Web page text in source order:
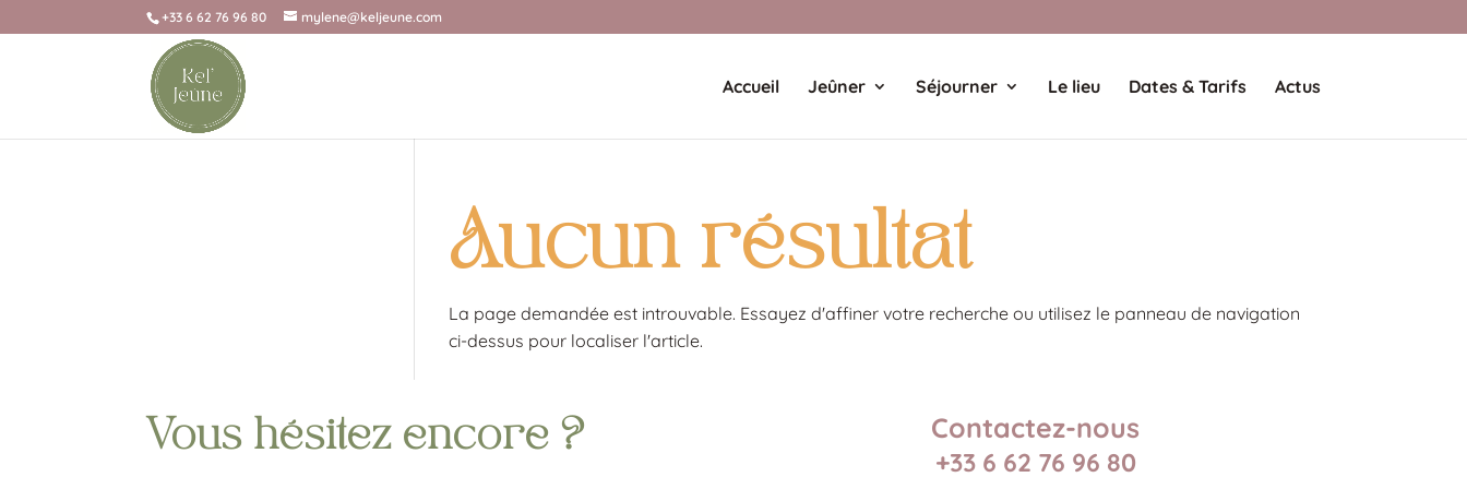
+33 6 62 76 96 80 mylene@keljeune.com
Accueil Jeûner Séjourner Le lieu Dates & Tarifs Actus
Aucun résultat
La page demandée est introuvable. Essayez d'affiner votre recherche ou utilisez le panneau de navigation
ci-dessus pour localiser l'article.
Vous hésitez encore ? Contactez-nous
+33 6 62 76 96 80